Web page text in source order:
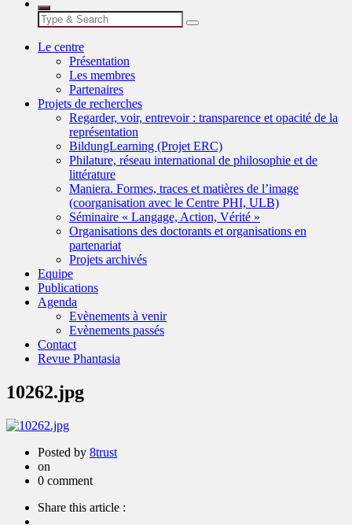
Le centre
Présentation
Les membres
Partenaires
Projets de recherches
Regarder, voir, entrevoir : transparence et opacité de la
représentation
BildungLearning (Projet ERC)
Philature, réseau international de philosophie et de
littérature
Maniera. Formes, traces et matières de l’image
(coorganisation avec le Centre PHI, ULB)
Séminaire « Langage, Action, Vérité »
Organisations des doctorants et organisations en
partenariat
Projets archivés
Equipe
Publications
Agenda
Evènements à venir
Evènements passés
Contact
Revue Phantasia
10262.jpg
Posted by 8trust
on
0 comment
Share this article :